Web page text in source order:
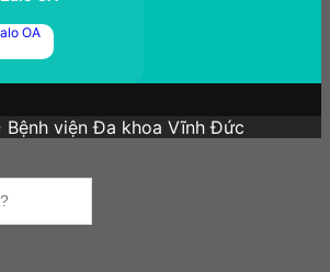
viện Đa khoa Vĩnh Đức